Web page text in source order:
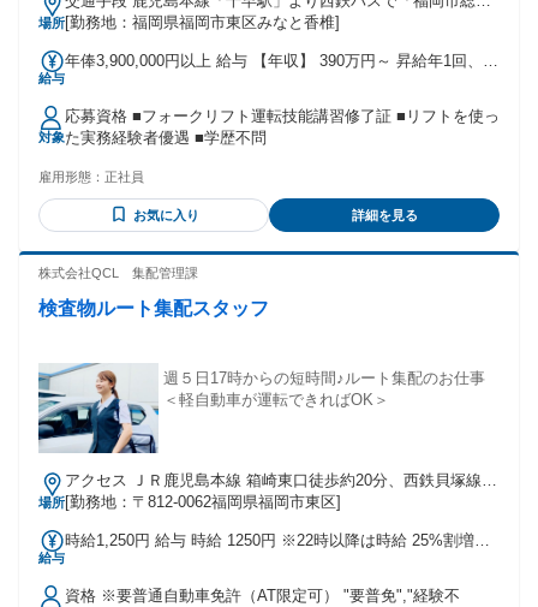
場所体育館」下車 徒歩15分 ※朝・夕のみ 鹿児島本線「千早駅」
[勤務地：福岡県福岡市東区みなと香椎]
給与
年俸3,900,000円以上 給与 【年収】 390万円～ 昇給年1回、賞
対象
応募資格 ■フォークリフト運転技能講習修了証 ■リフトを使っ
た実務経験者優遇 ■学歴不問
雇用形態： 正社員
お気に入り 詳細を見る
株式会社QCL 集配管理課
検査物ルート集配スタッフ
週５日17時からの短時間♪ルート集配のお仕事
＜軽自動車が運転できればOK＞
場所
アクセス ＪＲ鹿児島本線 箱崎東口徒歩約20分、西鉄貝塚線
貝塚（福岡県）2番口徒歩約21分、福岡市営箱崎線 貝塚（福
Ｒ）徒歩7分、松島5丁目徒歩10分、大和町徒歩11分
[勤務地：〒812-0062福岡県福岡市東区]
給与
時給1,250円 給与 時給 1250円 ※22時以降は時給 25%割増
2～3週間（同条件） 交通費：交通費支給 会社規定有
資格 ※要普通自動車免許（AT限定可） "要普免","経験不